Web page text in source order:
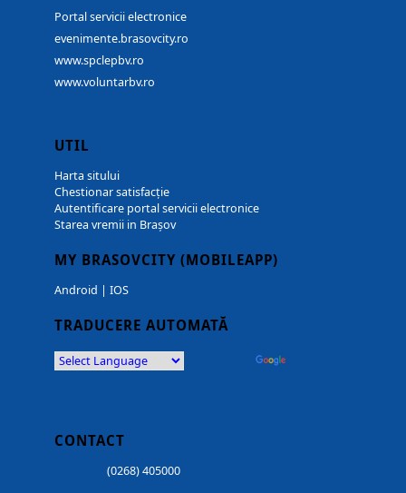
Portal servicii electronice
evenimente.brasovcity.ro
www.spclepbv.ro
www.voluntarbv.ro
UTIL
Harta sitului
Chestionar satisfacție
Autentificare portal servicii electronice
Starea vremii in Brașov
MY BRASOVCITY (MOBILEAPP)
Android | IOS
TRADUCERE AUTOMATĂ
CONTACT
(0268) 405000